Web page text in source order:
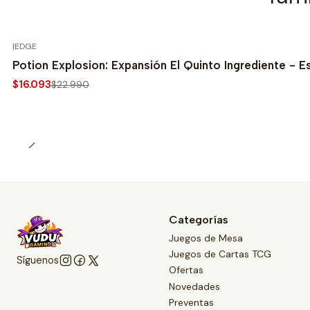
-30%
|EDGE
Potion Explosion: Expansión El Quinto Ingrediente -
$16.093$22.990
Síguenos
Categorías
Juegos de Mesa
Juegos de Cartas TCG
Ofertas
Novedades
Preventas